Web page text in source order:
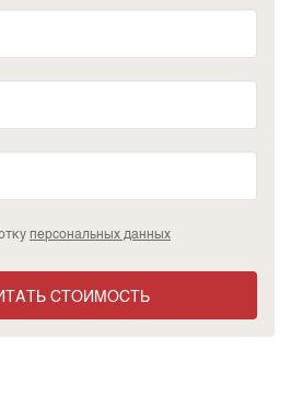
персональных данных
СТОИМОСТЬ